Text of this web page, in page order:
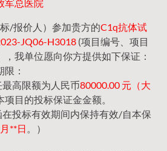
军总医院
标/报价人）参加贵方的C1q抗体试
JQ06-H3018 (项目编号、项目
我单位愿向你方提供如下保证：
：
高限额为人民币80000.00 元（大
项目的投标保证金金额。
投标有效期间内保持有效/自本保
**日 。）